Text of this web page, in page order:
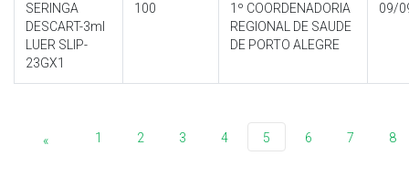
SERINGA
DESCART-3ml
LUER SLIP-
23GX1
100
1º COORDENADORIA
REGIONAL DE SAUDE
DE PORTO ALEGRE
09/
« 1 2 3 4 5 6 7 8